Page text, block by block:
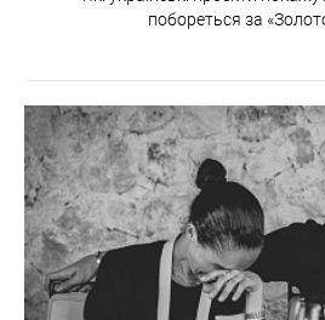
побореться за